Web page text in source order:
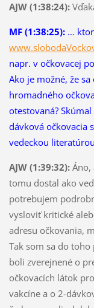
AJW (1:38:24):
MF (1:38:25):…
napr. v očkovacej
Ako je možné, že
hromadného
otestovaná?
dávková očkovacia
vedeckou
AJW (1:39:32):Áno,
tomu dostal ako
potrebujem
vysloviť kritické
adresu očkovania,
Tak som sa do
boli zverejnené o
očkovacích látok
vakcíne a o 2-